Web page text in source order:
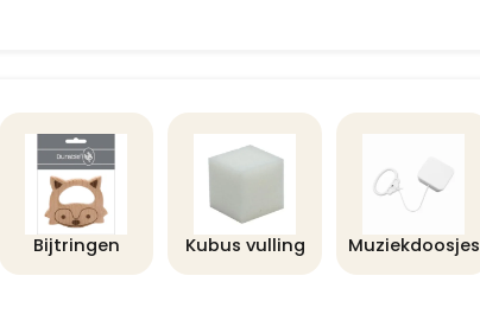
Bijtringen Kubus vulling Muziekdoosjes